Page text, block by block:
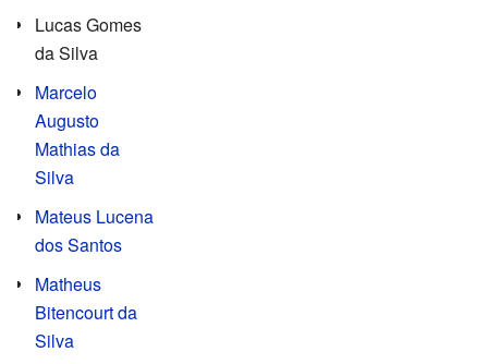
Lucas Gomes
da Silva
Marcelo
Augusto
Mathias da
Silva
Mateus Lucena
dos Santos
Matheus
Bitencourt da
Silva